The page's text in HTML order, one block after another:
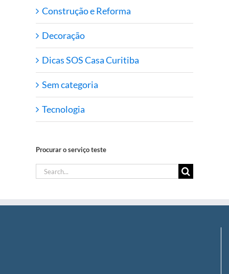
Construção e Reforma
Decoração
Dicas SOS Casa Curitiba
Sem categoria
Tecnologia
Procurar o serviço teste
Search